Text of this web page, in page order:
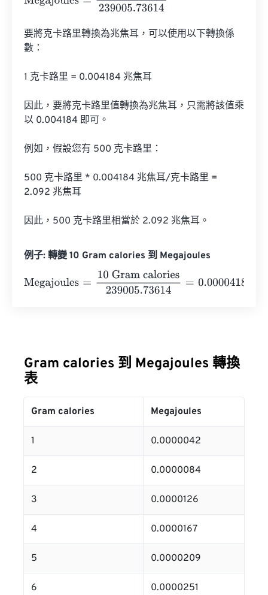
要將克卡路里轉換為兆焦耳，可以使用以下轉換係
數：
1 克卡路里 = 0.004184 兆焦耳
因此，要將克卡路里值轉換為兆焦耳，只需將該值乘
以 0.004184 即可。
例如，假設您有 500 克卡路里：
500 克卡路里 * 0.004184 兆焦耳/克卡路里 =
2.092 兆焦耳
因此，500 克卡路里相當於 2.092 兆焦耳。
例子: 轉變 10 Gram calories 到 Megajoules
Megajoules
10 Gram calories239005.73614= 0.0000418
Gram calories 到 Megajoules 轉換
表
Gram calories Megajoules
1 0.0000042
2 0.0000084
3 0.0000126
4 0.0000167
5 0.0000209
6 0.0000251